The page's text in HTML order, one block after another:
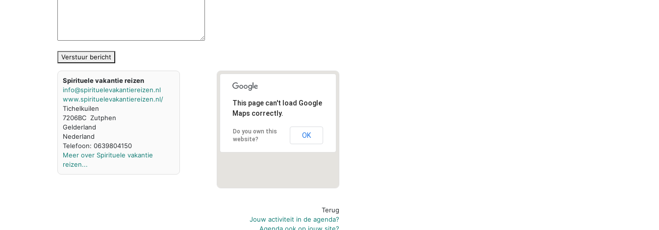
Verstuur bericht
Spirituele vakantie reizen
info@spirituelevakantiereizen.nl
www.spirituelevakantiereizen.nl/
Tichelkuilen
7206BC Zutphen
Gelderland
Nederland
Telefoon: 0639804150
Meer over Spirituele vakantie
reizen...
This page can't load Google
Maps correctly.
Do you own this
website?
OK
Terug
Jouw activiteit in de agenda?